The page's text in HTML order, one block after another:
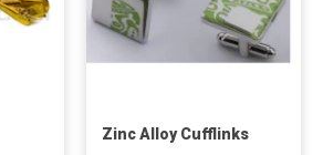
Zinc Alloy Cufflinks